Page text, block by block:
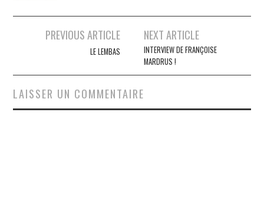
Navigation
articles
PREVIOUS ARTICLE
LE LEMBAS
NEXT ARTICLE
INTERVIEW DE FRANÇOISE
MARDRUS !
LAISSER UN COMMENTAIRE